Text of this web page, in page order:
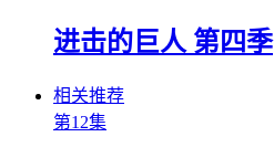
进击的巨人 第四季
相关推荐
第12集